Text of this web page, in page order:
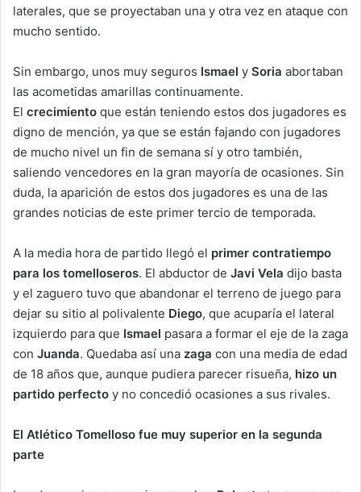
laterales, que se proyectaban una y otra vez en ataque con
mucho sentido.
Sin embargo, unos muy seguros Ismael y Soria abortaban
las acometidas amarillas continuamente.
El crecimiento que están teniendo estos dos jugadores es
digno de mención, ya que se están fajando con jugadores
de mucho nivel un fin de semana sí y otro también,
saliendo vencedores en la gran mayoría de ocasiones. Sin
duda, la aparición de estos dos jugadores es una de las
grandes noticias de este primer tercio de temporada.
A la media hora de partido llegó el primer contratiempo
para los tomelloseros. El abductor de Javi Vela dijo basta
y el zaguero tuvo que abandonar el terreno de juego para
dejar su sitio al polivalente Diego, que acuparía el lateral
izquierdo para que Ismael pasara a formar el eje de la zaga
con Juanda. Quedaba así una zaga con una media de edad
de 18 años que, aunque pudiera parecer risueña, hizo un
partido perfecto y no concedió ocasiones a sus rivales.
El Atlético Tomelloso fue muy superior en la segunda
parte